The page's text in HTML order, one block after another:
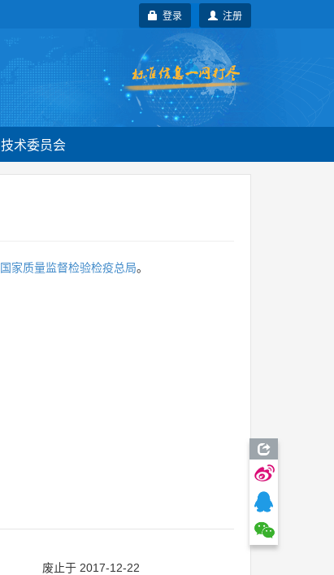
注册
登录
技术委员会
国家质量监督检验检疫总局。
废止于 2017-12-22